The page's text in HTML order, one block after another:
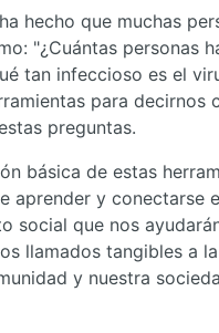
hecho que muchas
"¿Cuántas personas
tan infeccioso es el
para
preguntas.
básica de estas
aprender y conectarse
social que nos
llamados tangibles a
y nuestra